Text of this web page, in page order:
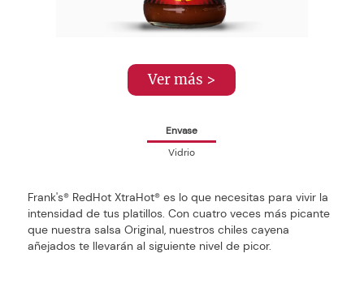
Ver más >
Envase
Vidrio
Frank's® RedHot XtraHot® es lo que necesitas para vivir la
intensidad de tus platillos. Con cuatro veces más picante
que nuestra salsa Original, nuestros chiles cayena
añejados te llevarán al siguiente nivel de picor.